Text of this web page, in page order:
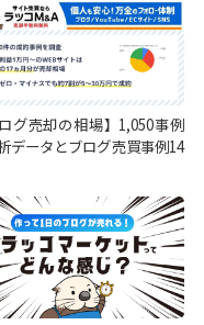
ログ売却の相場】1,050事例
データとブログ売買事例14